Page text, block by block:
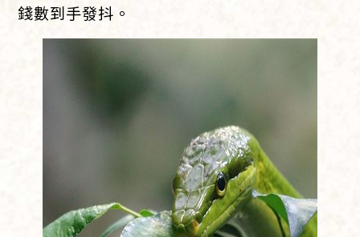
錢數到手發抖。